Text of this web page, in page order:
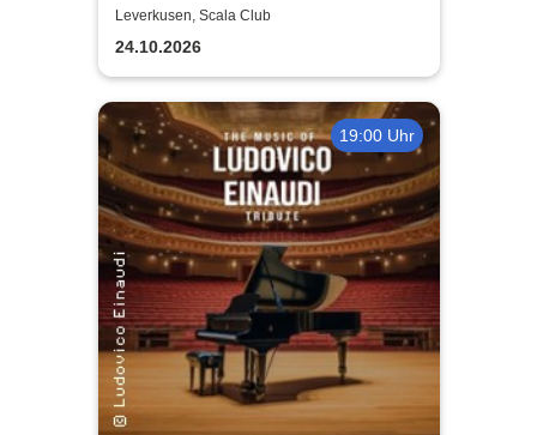
BALLERT - Best of
Leverkusen, Scala Club
24.10.2026
19:00 Uhr